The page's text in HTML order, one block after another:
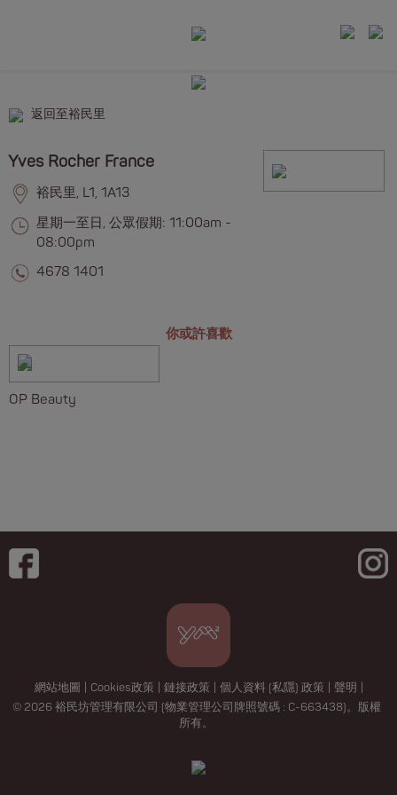
返回至裕民里
Yves Rocher France
裕民里, L1, 1A13
星期一至日, 公眾假期: 11:00am -
08:00pm
4678 1401
你或許喜歡
OP Beauty
網站地圖 Cookies政策 鏈接政策 個人資料 (私隱) 政策 聲明
© 2026 裕民坊管理有限公司 (物業管理公司牌照號碼 : C-663438)。版權
所有。